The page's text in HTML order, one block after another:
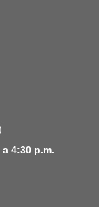
4:30 p.m.